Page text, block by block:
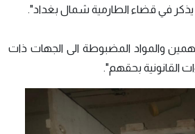
في قضاء الطارمية شمال بغداد".
والمواد المضبوطة الى الجهات ذات
القانونية بحقهم".